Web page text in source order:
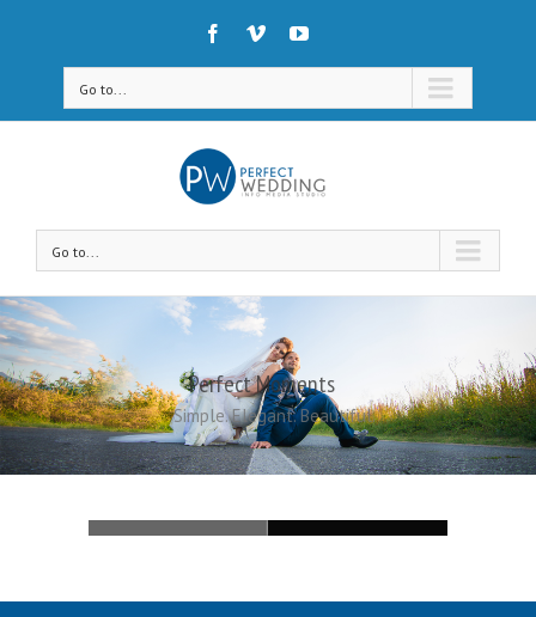
Go to...
Go to...
Loading...
Perfect Moments
Simple. Elegant. Beautiful.